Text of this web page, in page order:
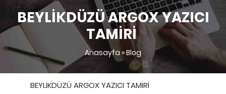
BEYLİKDÜZÜ ARGOX YAZICI
TAMİRİ
Anasayfa »Blog
BEYLİKDÜZÜ ARGOX YAZICI TAMİRİ